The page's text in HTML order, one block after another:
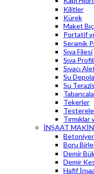
Kilitler
Kürek
Maket
Portatif
Seramik
Sıva Filesi
Sıva
Sıvacı
Su
Su
Tekerler
Tırmıklar
İNŞAAT
Boru
Demir
Demir
Hafif